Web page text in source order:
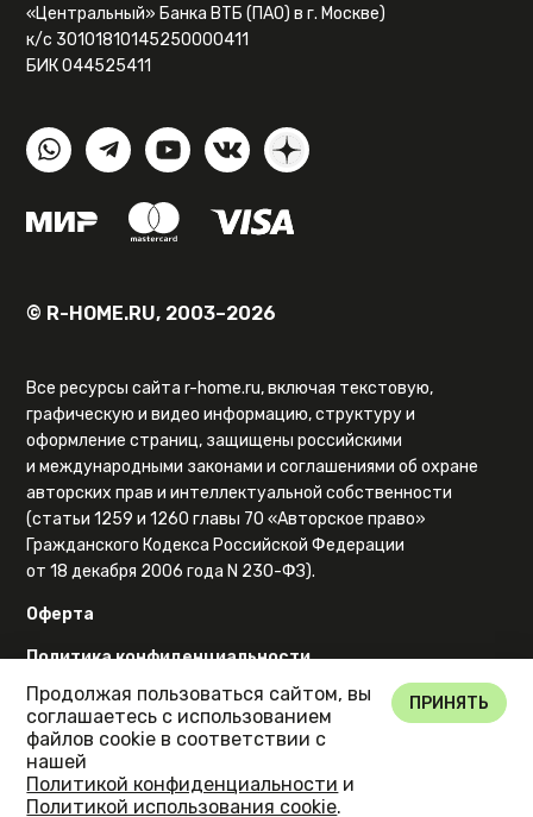
«Центральный» Банка ВТБ (ПАО) в г. Москве)
к/с 30101810145250000411
БИК 044525411
© R-HOME.RU, 2003–2026
Все ресурсы сайта r-home.ru, включая текстовую,
графическую и видео информацию, структуру и
оформление страниц, защищены российскими
и международными законами и соглашениями об охране
авторских прав и интеллектуальной собственности
(статьи 1259 и 1260 главы 70 «Авторское право»
Гражданского Кодекса Российской Федерации
от 18 декабря 2006 года N 230-ФЗ).
Оферта
Политика конфиденциальности
Карта сайта
Продолжая пользоваться сайтом, вы
соглашаетесь с использованием
файлов cookie в соответствии с
нашей
Политикой конфиденциальности и
Политикой использования cookie.
ПРИНЯТЬ